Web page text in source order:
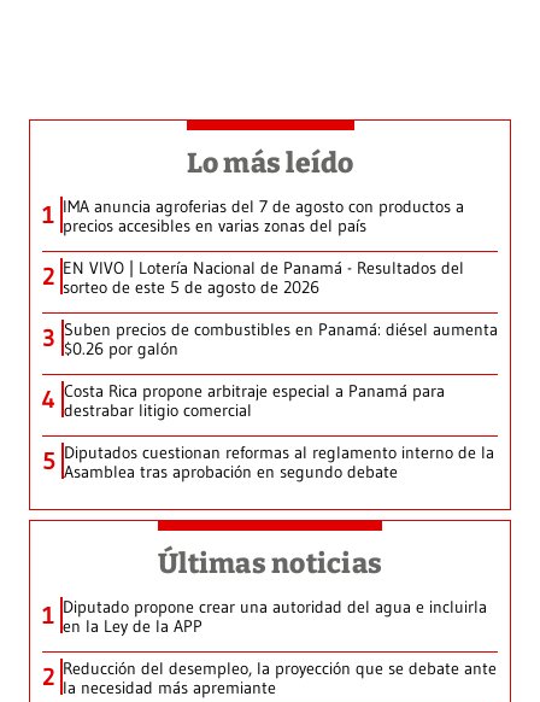
Lo más leído
1 IMA anuncia agroferias del 7 de agosto con productos a
precios accesibles en varias zonas del país
2 EN VIVO | Lotería Nacional de Panamá - Resultados del
sorteo de este 5 de agosto de 2026
3 Suben precios de combustibles en Panamá: diésel aumenta
$0.26 por galón
4 Costa Rica propone arbitraje especial a Panamá para
destrabar litigio comercial
5 Diputados cuestionan reformas al reglamento interno de la
Asamblea tras aprobación en segundo debate
Últimas noticias
1 Diputado propone crear una autoridad del agua e incluirla
en la Ley de la APP
2 Reducción del desempleo, la proyección que se debate ante
la necesidad más apremiante